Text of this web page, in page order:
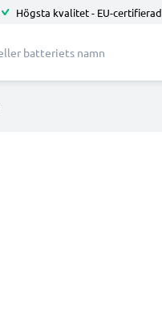
Högsta kvalitet - EU-certifierad